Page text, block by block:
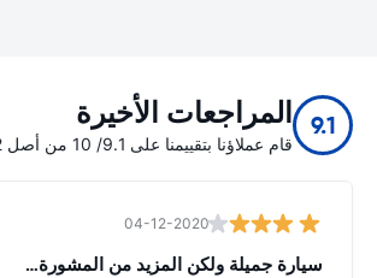
9.1 المراجعات الأخيرة
قام عملاؤنا بتقييمنا على 9.1/ 10 من أصل 12842
04-12-2020
سيارة جميلة ولكن المزيد من المشورة الل